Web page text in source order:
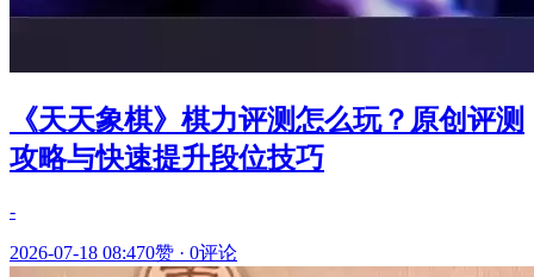
《天天象棋》棋力评测怎么玩？原创评测
攻略与快速提升段位技巧
-
2026-07-18 08:470赞 · 0评论